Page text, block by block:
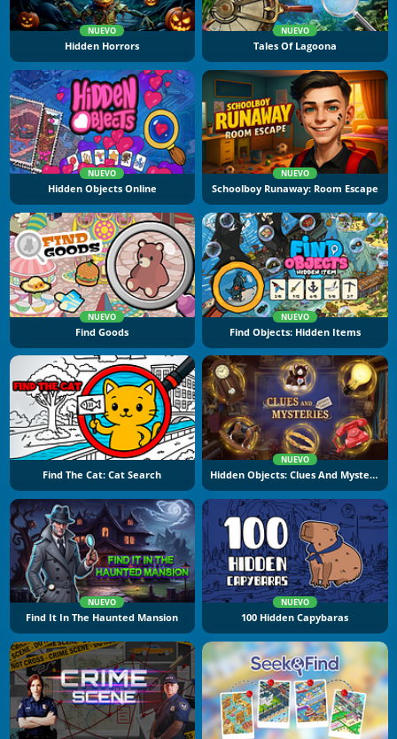
NUEVO
Hidden Horrors
NUEVO
Tales Of Lagoona
NUEVO
Hidden Objects Online
NUEVO
Schoolboy Runaway: Room Escape
NUEVO
Find Goods
NUEVO
Find Objects: Hidden Items
Find The Cat: Cat Search
NUEVO
Hidden Objects: Clues And Mysteries
NUEVO
Find It In The Haunted Mansion
NUEVO
100 Hidden Capybaras